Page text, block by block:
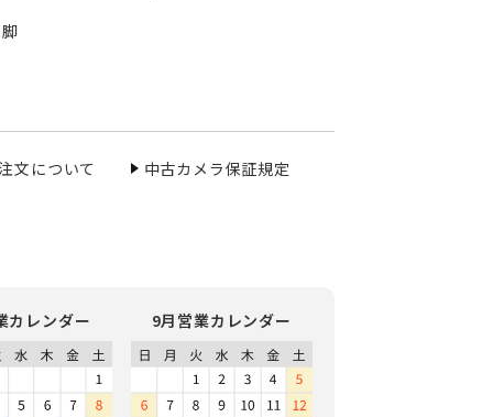
文について 中古カメラ保証規定
カレンダー 9月営業カレンダー